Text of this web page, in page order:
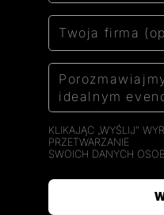
KLIKAJĄC „WYŚLIJ"
PRZETWARZANIE
SWOICH DANYCH